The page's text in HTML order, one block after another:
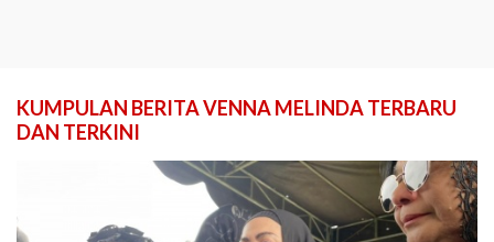
KUMPULAN BERITA VENNA MELINDA TERBARU
DAN TERKINI